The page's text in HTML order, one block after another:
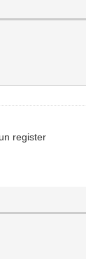
register